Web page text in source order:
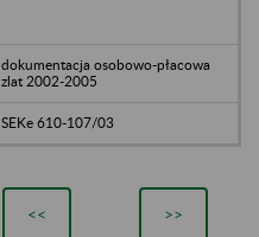
dokumentacja osobowo-płacowa
zlat 2002-2005
SEKe 610-107/03
<< >>